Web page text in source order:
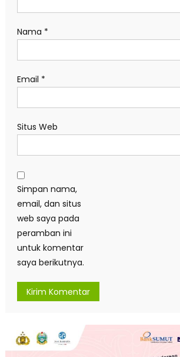
Nama *
Email *
Situs Web
Simpan nama,
email, dan situs
web saya pada
peramban ini
untuk komentar
saya berikutnya.